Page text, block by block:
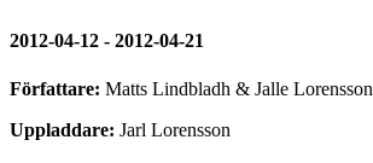
2012-04-12 - 2012-04-21
Författare: Matts Lindbladh & Jalle Lorensson
Uppladdare: Jarl Lorensson